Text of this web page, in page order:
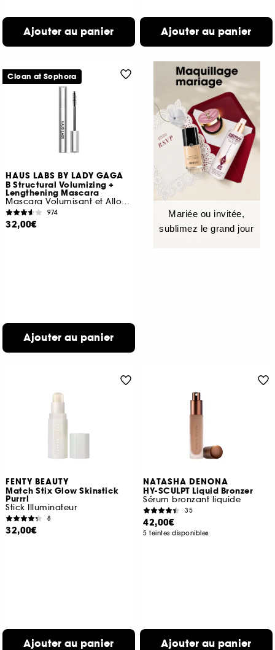
Ajouter au panier Ajouter au panier
HAUS LABS BY LADY GAGA
B Structural Volumizing +
Lengthening Mascara
Mascara Volumisant et Allongeant
974
32,00€
Ajouter au panier
Clean at Sephora
Mariée ou invitée,
sublimez le grand jour
FENTY BEAUTY
Match Stix Glow Skinstick
Purrrl
Stick Illuminateur
8
32,00€
Ajouter au panier
NATASHA DENONA
HY-SCULPT Liquid Bronzer
Sérum bronzant liquide
35
42,00€
5 teintes disponibles
Ajouter au panier